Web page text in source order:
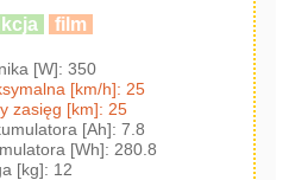
film
[W]: 350
[km/h]: 25
zasięg [km]: 25
[Ah]: 7.8
[Wh]: 280.8
[kg]: 12